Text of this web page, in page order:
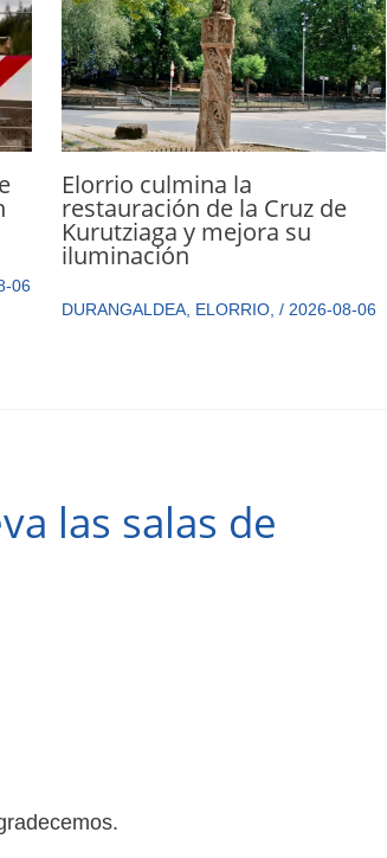
06
Elorrio culmina la
restauración de la Cruz de
Kurutziaga y mejora su
iluminación
DURANGALDEA, ELORRIO, / 2026-08-06
las salas de